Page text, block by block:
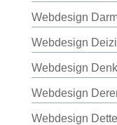
Webdesign
Webdesign
Webdesign
Webdesign
Webdesign